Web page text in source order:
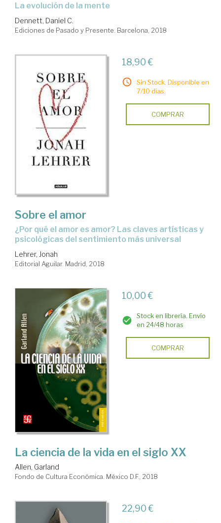
la evolución de la mente
Dennett, Daniel C.
Ediciones de Pasado y Presente. Barcelona, 2018
18,90 €
Sin Stock. Disponible en
7/10 días.
COMPRAR
Sobre el amor
¿Por qué el amor es amor? Las claves artísticas y
psicológicas del sentimiento más universal
Lehrer, Jonah
Editorial Aguilar. Madrid, 2018
10,00 €
Stock en librería. Envío
en 24/48 horas
COMPRAR
La ciencia de la vida en el siglo XX
Allen, Garland
Fondo de Cultura Económica. México D.F., 2018
22,90 €